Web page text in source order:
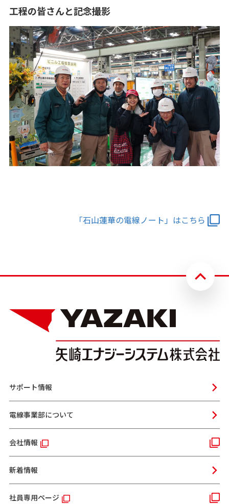
工程の皆さんと記念撮影
「石山蓮華の電線ノート」はこちら
サポート情報
電線事業部について
会社情報
新着情報
社員専用ページ